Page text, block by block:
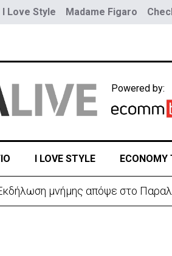
I Love Style Madame Figaro
Powered by:
I LOVE STYLE ECONOMY
μνήμης απόψε στο